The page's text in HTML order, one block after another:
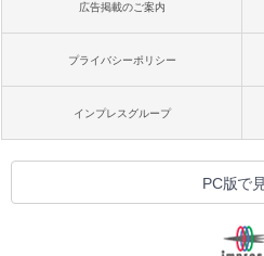
広告掲載のご案内
プライバシーポリシー
インプレスグループ
PC版で